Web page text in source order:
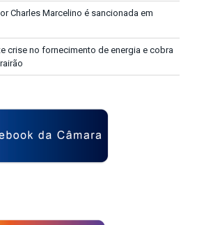
Charles Marcelino é sancionada em
crise no fornecimento de energia e cobra